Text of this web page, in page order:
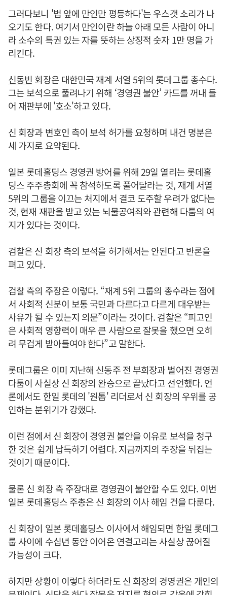
그러다보니 '법 앞에 만인만 평등하다'는 우스갯 소리가 나
오기도 한다. 여기서 만인이란 하늘 아래 모든 사람이 아니
라 소수의 특권 있는 자를 뜻하는 상징적 숫자 1만 명을 가
리킨다.
신동빈 회장은 대한민국 재계 서열 5위의 롯데그룹 총수다.
그는 보석으로 풀려나기 위해 ‘경영권 불안’ 카드를 꺼내 들
어 재판부에 '호소'하고 있다.
신 회장과 변호인 측이 보석 허가를 요청하며 내건 명분은
세 가지로 요약된다.
일본 롯데홀딩스 경영권 방어를 위해 29일 열리는 롯데홀
딩스 주주총회에 꼭 참석하도록 풀어달라는 것, 재계 서열
5위의 그룹을 이끄는 처지에서 결코 도주할 우려가 없다는
것, 현재 재판을 받고 있는 뇌물공여죄와 관련해 다툼의 여
지가 있다는 것이다.
검찰은 신 회장 측의 보석을 허가해서는 안된다고 반론을
펴고 있다.
검찰 측의 주장은 이렇다. “재계 5위 그룹의 총수라는 점에
서 사회적 신분이 보통 국민과 다르다고 다르게 대우받는
사유가 될 수 있는지 의문”이라는 것이다. 검찰은 “피고인
은 사회적 영향력이 매우 큰 사람으로 잘못을 했으면 오히
려 무겁게 받아들여야 한다”고 말한다.
롯데그룹은 이미 지난해 신동주 전 부회장과 벌어진 경영권
다툼이 사실상 신 회장의 완승으로 끝났다고 선언했다. 언
론에서도 한일 롯데의 '원톱' 리더로서 신 회장의 우위를 공
인하는 분위기가 강했다.
이런 점에서 신 회장이 경영권 불안을 이유로 보석을 청구
한 것은 쉽게 납득하기 어렵다. 지금까지의 주장을 뒤집는
것이기 때문이다.
물론 신 회장 측 주장대로 경영권이 불안할 수도 있다. 이번
일본 롯데홀딩스 주총은 신 회장의 이사 해임 건을 다룬다.
신 회장이 일본 롯데홀딩스 이사에서 해임되면 한일 롯데그
룹 사이에 수십년 동안 이어온 연결고리는 사실상 끊어질
가능성이 크다.
하지만 상황이 이렇다 하더라도 신 회장의 경영권은 개인의